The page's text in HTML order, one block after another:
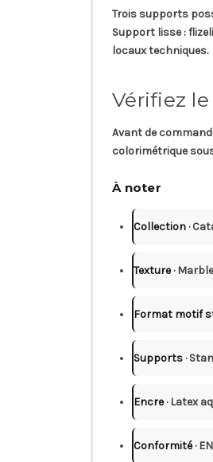
Trois supports
Support lisse:
locaux techniques.
Vérifiez
Avant de
colorimétrique
À noter
Collection ·
Texture·
Format motif
Supports ·
Encre· Latex
Conformité·